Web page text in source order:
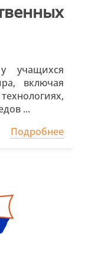
учащихся
включая
...
Подробнее